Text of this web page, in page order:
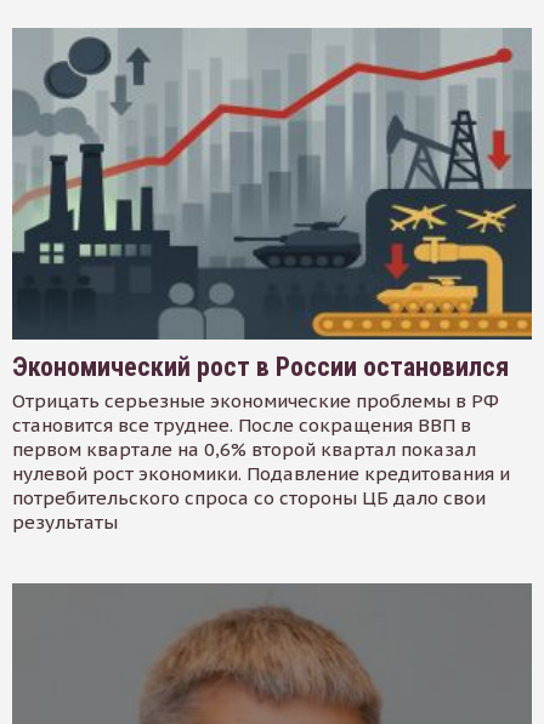
Экономический рост в России остановился
Отрицать серьезные экономические проблемы в РФ
становится все труднее. После сокращения ВВП в
первом квартале на 0,6% второй квартал показал
нулевой рост экономики. Подавление кредитования и
потребительского спроса со стороны ЦБ дало свои
результаты